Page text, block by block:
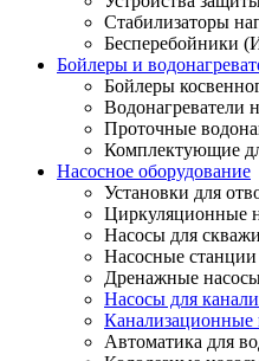
Стабилизаторы
Бесперебойники
Бойлеры и
Бойлеры
Водонагреватели
Проточные
Комплектующие
Насосное оборудование
Установки для
Циркуляционные
Насосы для
Насосные станции
Дренажные
Насосы для
Канализационные
Автоматика для